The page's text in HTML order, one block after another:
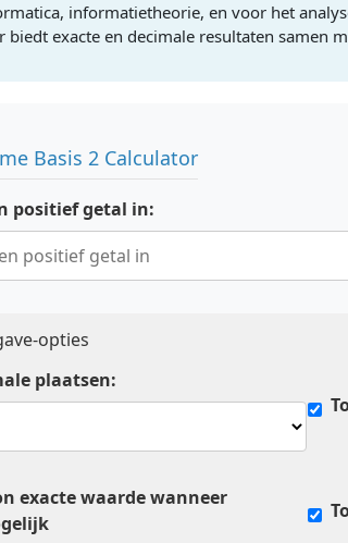
informatietheorie, en voor het
biedt exacte en decimale resultaten samen
Basis 2 Calculator
positief getal in:
opties
plaatsen:
exacte waarde wanneer